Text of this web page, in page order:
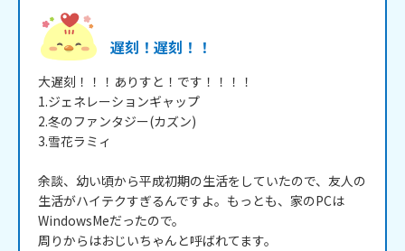
遅刻！遅刻！！
大遅刻！！！ありすと！です！！！！
1.ジェネレーションギャップ
2.冬のファンタジー(カズン)
3.雪花ラミィ
余談、幼い頃から平成初期の生活をしていたので、友人の
生活がハイテクすぎるんですよ。もっとも、家のPCは
WindowsMeだったので。
周りからはおじいちゃんと呼ばれてます。